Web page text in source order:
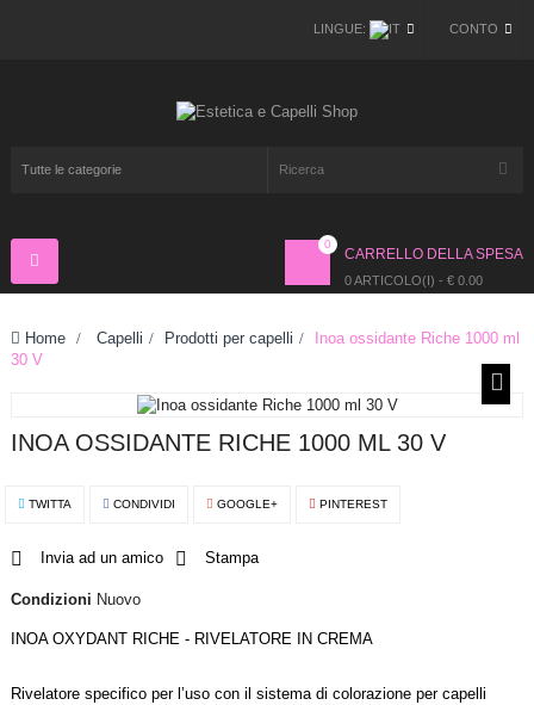
CONTO
LINGUE:
CARRELLO DELLA SPESA
0 ARTICOLO(I) - € 0.00
0
Navigazione
Toggle
Home > Capelli > Prodotti per capelli >
Inoa ossidante Riche 1000 ml
30 V
INOA OSSIDANTE RICHE 1000 ML 30 V
TWITTA CONDIVIDI GOOGLE+ PINTEREST
Invia ad un amico Stampa
Condizioni Nuovo
INOA OXYDANT RICHE - RIVELATORE IN CREMA
Rivelatore specifico per l’uso con il sistema di colorazione per capelli